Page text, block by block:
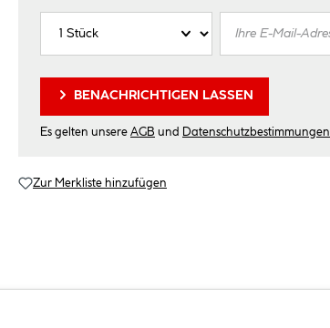
BENACHRICHTIGEN LASSEN
Es gelten unsere AGB und Datenschutzbestimmungen
Zur Merkliste hinzufügen